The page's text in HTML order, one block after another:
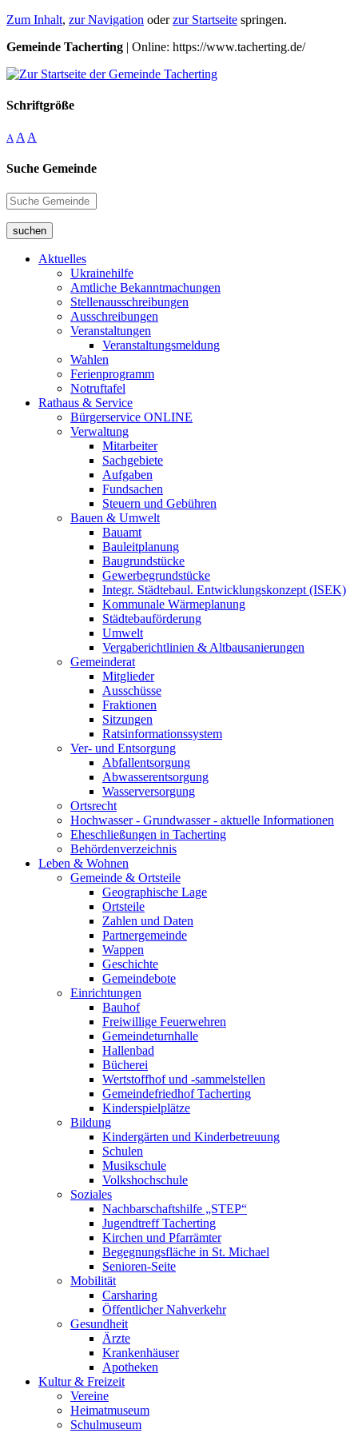
Zum Inhalt, zur Navigation oderzur Startseite springen.
Gemeinde Tacherting | Online: https://www.tacherting.de/
Schriftgröße
A A A
Suche Gemeinde
suchen
Aktuelles
Ukrainehilfe
Amtliche Bekanntmachungen
Stellenausschreibungen
Ausschreibungen
Veranstaltungen
Veranstaltungsmeldung
Wahlen
Ferienprogramm
Notruftafel
Rathaus & Service
Bürgerservice ONLINE
Verwaltung
Mitarbeiter
Sachgebiete
Aufgaben
Fundsachen
Steuern und Gebühren
Bauen & Umwelt
Bauamt
Bauleitplanung
Baugrundstücke
Gewerbegrundstücke
Integr. Städtebaul. Entwicklungskonzept (ISEK)
Kommunale Wärmeplanung
Städtebauförderung
Umwelt
Vergaberichtlinien & Altbausanierungen
Gemeinderat
Mitglieder
Ausschüsse
Fraktionen
Sitzungen
Ratsinformationssystem
Ver- und Entsorgung
Abfallentsorgung
Abwasserentsorgung
Wasserversorgung
Ortsrecht
Hochwasser - Grundwasser - aktuelle Informationen
Eheschließungen in Tacherting
Behördenverzeichnis
Leben & Wohnen
Gemeinde & Ortsteile
Geographische Lage
Ortsteile
Zahlen und Daten
Partnergemeinde
Wappen
Geschichte
Gemeindebote
Einrichtungen
Bauhof
Freiwillige Feuerwehren
Gemeindeturnhalle
Hallenbad
Bücherei
Wertstoffhof und -sammelstellen
Gemeindefriedhof Tacherting
Kinderspielplätze
Bildung
Kindergärten und Kinderbetreuung
Schulen
Musikschule
Volkshochschule
Soziales
Nachbarschaftshilfe „STEP“
Jugendtreff Tacherting
Kirchen und Pfarrämter
Begegnungsfläche in St. Michael
Senioren-Seite
Mobilität
Carsharing
Öffentlicher Nahverkehr
Gesundheit
Ärzte
Krankenhäuser
Apotheken
Kultur & Freizeit
Vereine
Heimatmuseum
Schulmuseum